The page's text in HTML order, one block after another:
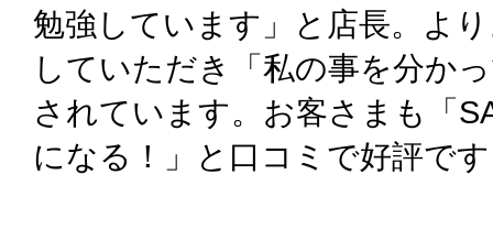
勉強しています」と店長。よ
していただき「私の事を分か
されています。お客さまも「
になる！」と口コミで好評で